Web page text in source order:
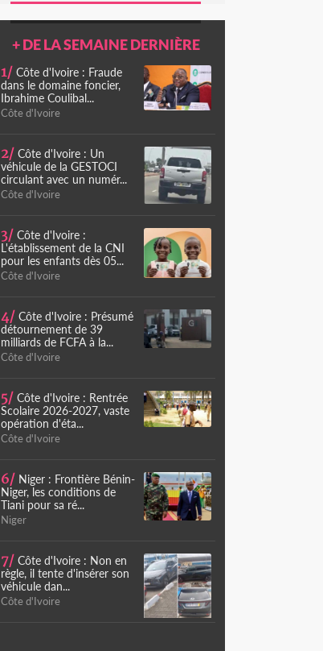
+ DE LA SEMAINE DERNIÈRE
1/ Côte d'Ivoire : Fraude
dans le domaine foncier,
Ibrahime Coulibal...
Côte d'Ivoire
2/ Côte d'Ivoire : Un
véhicule de la GESTOCI
circulant avec un numér...
Côte d'Ivoire
3/ Côte d'Ivoire :
L'établissement de la CNI
pour les enfants dès 05...
Côte d'Ivoire
4/ Côte d'Ivoire : Présumé
détournement de 39
milliards de FCFA à la...
Côte d'Ivoire
5/ Côte d'Ivoire : Rentrée
Scolaire 2026-2027, vaste
opération d'éta...
Côte d'Ivoire
6/ Niger : Frontière Bénin-
Niger, les conditions de
Tiani pour sa ré...
Niger
7/ Côte d'Ivoire : Non en
règle, il tente d'insérer son
véhicule dan...
Côte d'Ivoire